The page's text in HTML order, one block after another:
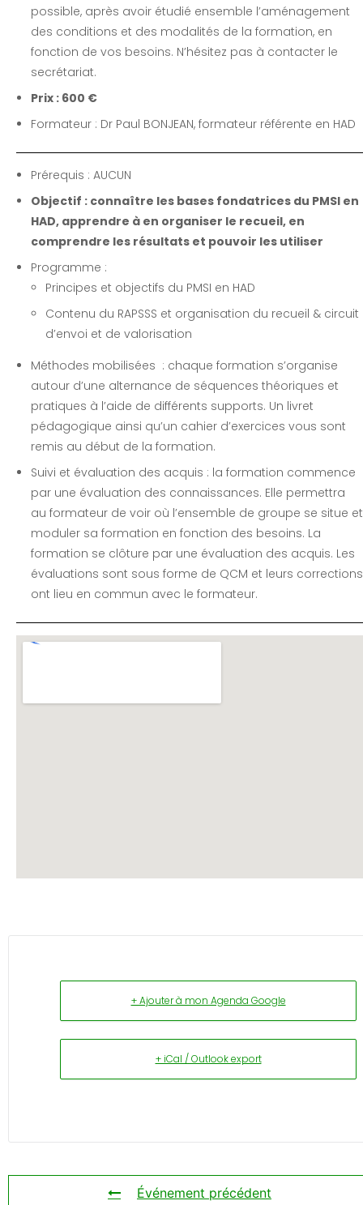
possible, après avoir étudié ensemble l’aménagement
des conditions et des modalités de la formation, en
fonction de vos besoins. N’hésitez pas à contacter le
secrétariat.
Prix : 600 €
Formateur : Dr Paul BONJEAN, formateur référente en HAD
Prérequis : AUCUN
Objectif : connaître les bases fondatrices du PMSI en
HAD, apprendre à en organiser le recueil, en
comprendre les résultats et pouvoir les utiliser
Programme :
Principes et objectifs du PMSI en HAD
Contenu du RAPSSS et organisation du recueil & circuit
d’envoi et de valorisation
Méthodes mobilisées : chaque formation s’organise
autour d’une alternance de séquences théoriques et
pratiques à l’aide de différents supports. Un livret
pédagogique ainsi qu’un cahier d’exercices vous sont
remis au début de la formation.
Suivi et évaluation des acquis : la formation commence
par une évaluation des connaissances. Elle permettra
au formateur de voir où l’ensemble de groupe se situe et
moduler sa formation en fonction des besoins. La
formation se clôture par une évaluation des acquis. Les
évaluations sont sous forme de QCM et leurs corrections
ont lieu en commun avec le formateur.
+ Ajouter à mon Agenda Google
+ iCal / Outlook export
Événement précédent